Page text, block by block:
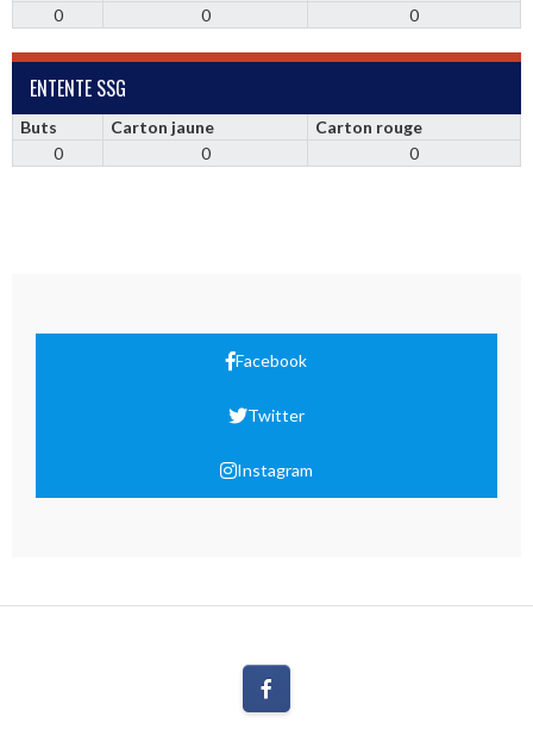
0
0 0
ENTENTE SSG
Buts Carton jaune
Carton rouge
0
0 0
Facebook
Twitter
Instagram